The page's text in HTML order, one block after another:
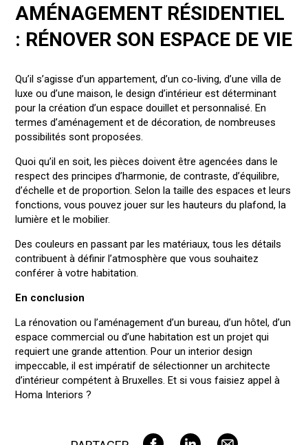
AMÉNAGEMENT RÉSIDENTIEL
: RÉNOVER SON ESPACE DE VIE
Qu’il s’agisse d’un appartement, d’un co-living, d’une villa de
luxe ou d’une maison, le design d’intérieur est déterminant
pour la création d’un espace douillet et personnalisé. En
termes d’aménagement et de décoration, de nombreuses
possibilités sont proposées.
Quoi qu’il en soit, les pièces doivent être agencées dans le
respect des principes d’harmonie, de contraste, d’équilibre,
d’échelle et de proportion. Selon la taille des espaces et leurs
fonctions, vous pouvez jouer sur les hauteurs du plafond, la
lumière et le mobilier.
Des couleurs en passant par les matériaux, tous les détails
contribuent à définir l’atmosphère que vous souhaitez
conférer à votre habitation.
En conclusion
La rénovation ou l’aménagement d’un bureau, d’un hôtel, d’un
espace commercial ou d’une habitation est un projet qui
requiert une grande attention. Pour un interior design
impeccable, il est impératif de sélectionner un architecte
d’intérieur compétent à Bruxelles. Et si vous faisiez appel à
Homa Interiors ?